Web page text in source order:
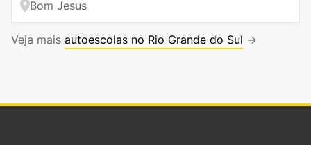
Bom Jesus
Veja mais autoescolas no Rio Grande do Sul →